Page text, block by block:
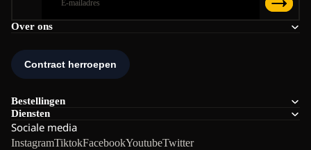
Over ons
Bestellingen
Diensten
Sociale media
InstagramTiktokFacebookYoutubeTwitter